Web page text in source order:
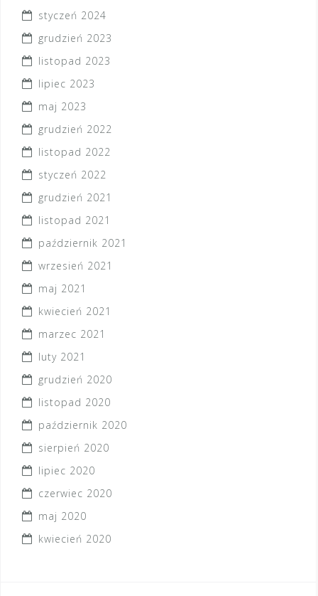
styczeń 2024
grudzień 2023
listopad 2023
lipiec 2023
maj 2023
grudzień 2022
listopad 2022
styczeń 2022
grudzień 2021
listopad 2021
październik 2021
wrzesień 2021
maj 2021
kwiecień 2021
marzec 2021
luty 2021
grudzień 2020
listopad 2020
październik 2020
sierpień 2020
lipiec 2020
czerwiec 2020
maj 2020
kwiecień 2020